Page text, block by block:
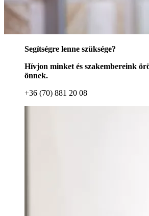
Segítségre lenne szüksége?
Hívjon minket és szakembereink
önnek.
+36 (70) 881 20 08